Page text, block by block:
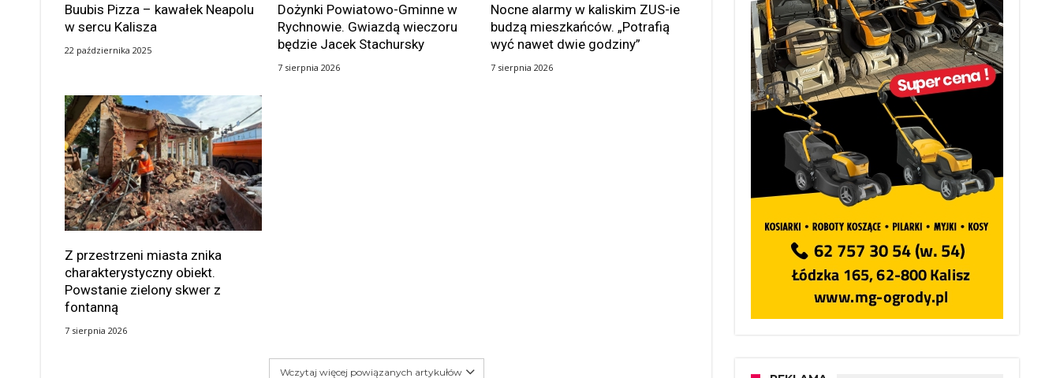
Buubis Pizza – kawałek Neapolu
w sercu Kalisza
22 października 2025
Dożynki Powiatowo-Gminne w
Rychnowie. Gwiazdą wieczoru
będzie Jacek Stachursky
7 sierpnia 2026
Nocne alarmy w kaliskim ZUS-ie
budzą mieszkańców. „Potrafią
wyć nawet dwie godziny”
7 sierpnia 2026
Z przestrzeni miasta znika
charakterystyczny obiekt.
Powstanie zielony skwer z
fontanną
7 sierpnia 2026
Wczytaj więcej powiązanych artykułów